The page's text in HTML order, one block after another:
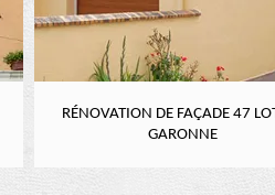
RÉNOVATION DE FAÇADE 47
GARONNE